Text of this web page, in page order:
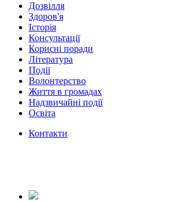
Дозвілля
Здоров'я
Історія
Консультації
Корисні поради
Література
Події
Волонтерство
Життя в громадах
Надзвичайні події
Освіта
Контакти